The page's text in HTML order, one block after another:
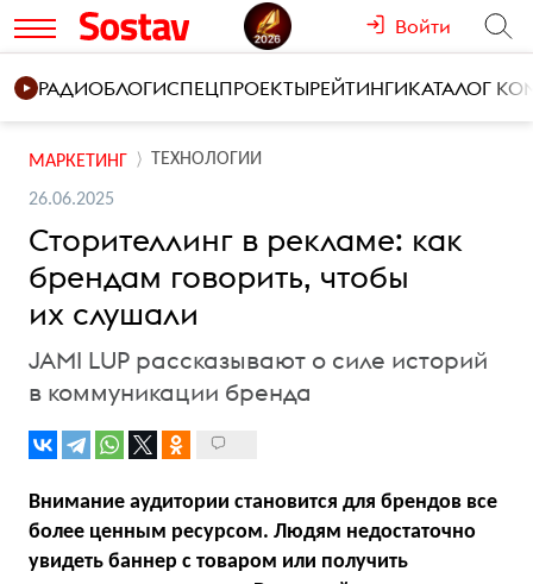
Войти
РАДИОБЛОГИСПЕЦПРОЕКТЫРЕЙТИНГИКАТАЛОГ
МАРКЕТИНГ ТЕХНОЛОГИИ
26.06.2025
Сторителлинг в рекламе: как
брендам говорить, чтобы
их слушали
JAMI LUP рассказывают о силе историй
в коммуникации бренда
Внимание аудитории становится для брендов все
более ценным ресурсом. Людям недостаточно
увидеть баннер с товаром или получить